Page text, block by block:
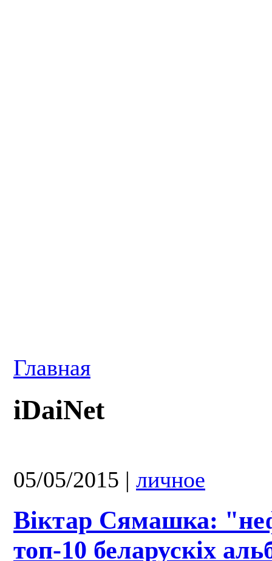
Главная
iDaiNet
05/05/2015 | личное
Віктар Сямашка:
топ-10 беларускіх